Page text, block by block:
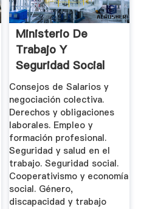
Ministerio De
Trabajo Y
Seguridad Social
Consejos de Salarios y
negociación colectiva.
Derechos y obligaciones
laborales. Empleo y
formación profesional.
Seguridad y salud en el
trabajo. Seguridad social.
Cooperativismo y economía
social. Género,
discapacidad y trabajo